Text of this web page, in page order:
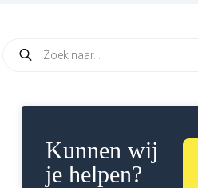
Kunnen wij
je helpen?